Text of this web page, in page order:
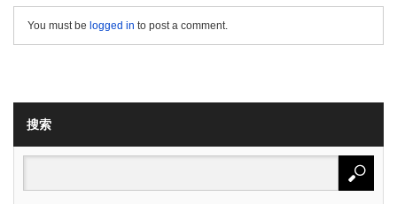
You must be logged in to post a comment.
搜索